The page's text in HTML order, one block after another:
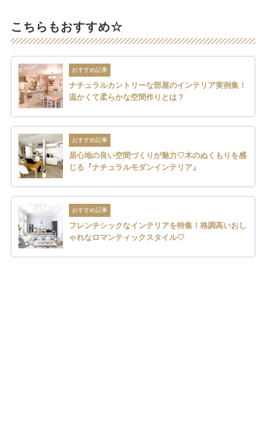
こちらもおすすめ☆
おすすめ記事
ナチュラルカントリーな部屋のインテリア実例集！
温かくて柔らかな空間作りとは？
おすすめ記事
居心地の良い空間づくりが魅力♡木のぬくもりを感
じる『ナチュラルモダンインテリア』
おすすめ記事
フレンチシックなインテリアを特集！格調高いおし
ゃれなロマンティックスタイル♡